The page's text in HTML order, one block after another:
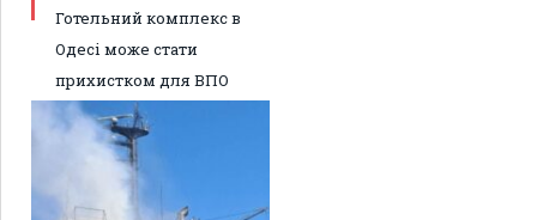
Готельний комплекс в
Одесі може стати
прихистком для ВПО